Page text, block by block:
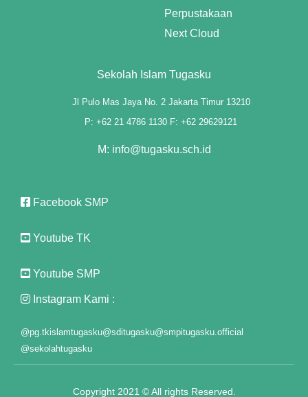
Perpustakaan
Next Cloud
Sekolah Islam Tugasku
Jl Pulo Mas Jaya No. 2 Jakarta Timur 13210
P: +62 21 4786 1130 F: +62 29629121
M: info@tugasku.sch.id
Facebook SMP
Youtube TK
Youtube SMP
Instagram Kami :
@pg.tkislamtugasku@sditugasku@smpitugasku.official
@sekolahtugasku
Copyright 2021 © All rights Reserved.